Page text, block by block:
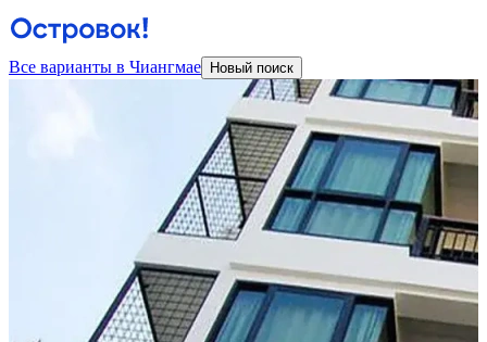
Все варианты в Чиангмае Новый поиск